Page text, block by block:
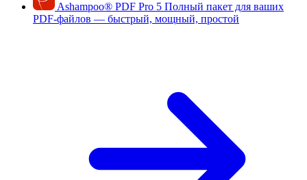
Ashampoo® PDF Pro 5 Полный пакет для ваших
PDF-файлов — быстрый, мощный, простой